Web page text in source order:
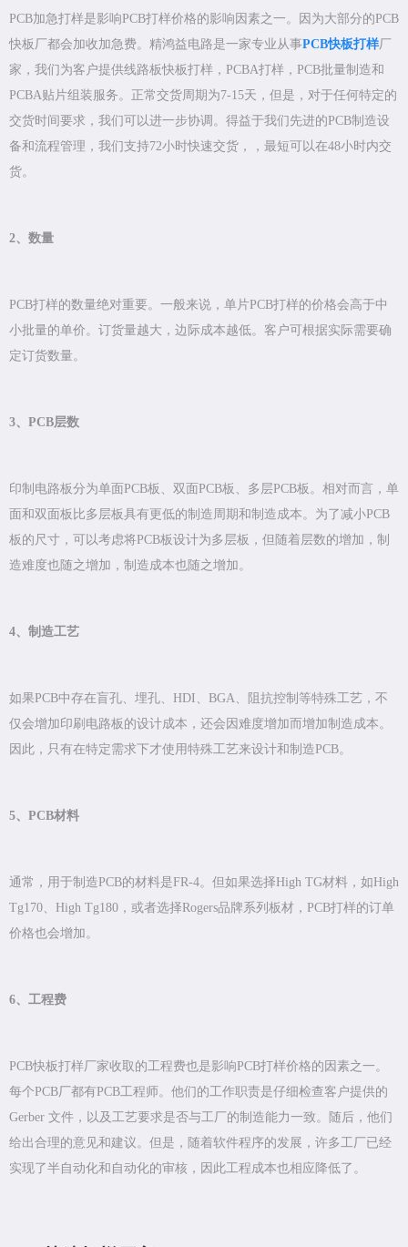
PCB加急打样是影响PCB打样价格的影响因素之一。因为大部分的PCB
快板厂都会加收加急费。精鸿益电路是一家专业从事PCB快板打样厂
家，我们为客户提供线路板快板打样，PCBA打样，PCB批量制造和
PCBA贴片组装服务。正常交货周期为7-15天，但是，对于任何特定的
交货时间要求，我们可以进一步协调。得益于我们先进的PCB制造设
备和流程管理，我们支持72小时快速交货，，最短可以在48小时内交
货。
2、数量
PCB打样的数量绝对重要。一般来说，单片PCB打样的价格会高于中
小批量的单价。订货量越大，边际成本越低。客户可根据实际需要确
定订货数量。
3、PCB层数
印制电路板分为单面PCB板、双面PCB板、多层PCB板。相对而言，单
面和双面板比多层板具有更低的制造周期和制造成本。为了减小PCB
板的尺寸，可以考虑将PCB板设计为多层板，但随着层数的增加，制
造难度也随之增加，制造成本也随之增加。
4、制造工艺
如果PCB中存在盲孔、埋孔、HDI、BGA、阻抗控制等特殊工艺，不
仅会增加印刷电路板的设计成本，还会因难度增加而增加制造成本。
因此，只有在特定需求下才使用特殊工艺来设计和制造PCB。
5、PCB材料
通常，用于制造PCB的材料是FR-4。但如果选择High TG材料，如High
Tg170、High Tg180，或者选择Rogers品牌系列板材，PCB打样的订单
价格也会增加。
6、工程费
PCB快板打样厂家收取的工程费也是影响PCB打样价格的因素之一。
每个PCB厂都有PCB工程师。他们的工作职责是仔细检查客户提供的
Gerber 文件，以及工艺要求是否与工厂的制造能力一致。随后，他们
给出合理的意见和建议。但是，随着软件程序的发展，许多工厂已经
实现了半自动化和自动化的审核，因此工程成本也相应降低了。